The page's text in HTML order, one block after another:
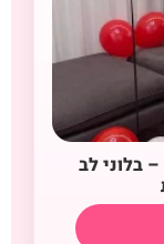
בלוני לב